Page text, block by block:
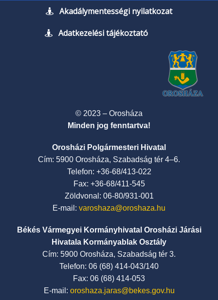
Akadálymentességi nyilatkozat
Adatkezelési tájékoztató
© 2023 – Orosháza
Minden jog fenntartva!
Orosházi Polgármesteri Hivatal
Cím: 5900 Orosháza, Szabadság tér 4–6.
Telefon: +36-68/413-022
Fax: +36-68/411-545
Zöldvonal: 06-80/931-001
E-mail: varoshaza@oroshaza.hu
Békés Vármegyei Kormányhivatal Orosházi Járási
Hivatala Kormányablak Osztály
Cím: 5900 Orosháza, Szabadság tér 3.
Telefon: 06 (68) 414-043/140
Fax: 06 (68) 414-053
E-mail: oroshaza.jaras@bekes.gov.hu